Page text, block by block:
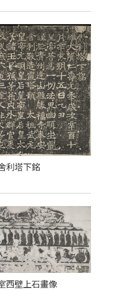
利塔下銘
西壁上石畫像